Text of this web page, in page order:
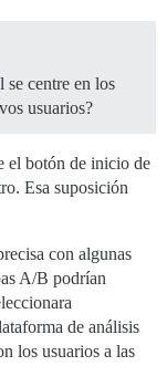
centre en los
usuarios?
el botón de inicio de
Esa suposición
con algunas
A/B podrían
de análisis
los usuarios a las